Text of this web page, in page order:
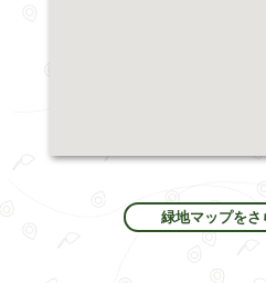
緑地マップをさ